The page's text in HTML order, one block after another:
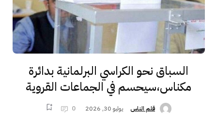
السباق نحو الكراسي البرلمانية بدائرة
مكناس،سيحسم في الجماعات القروية
قلم الناس يوليو 30, 2026 0